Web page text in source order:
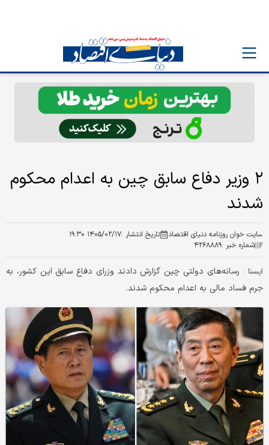
۲ وزیر دفاع سابق چین به اعدام محکوم
شدند
سایت خوان روزنامه دنیای اقتصاد تاریخ انتشار :۱۴۰۵/۰۲/۱۷ ۱۹:۳۰
شماره خبر :۴۲۶۸۸۸۹
ایسنا : رسانه‌های دولتی چین گزارش دادند وزرای دفاع سابق این کشور، به
جرم فساد مالی به اعدام محکوم شدند.